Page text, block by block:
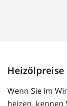
Wenn Sie im
heizen, kennen